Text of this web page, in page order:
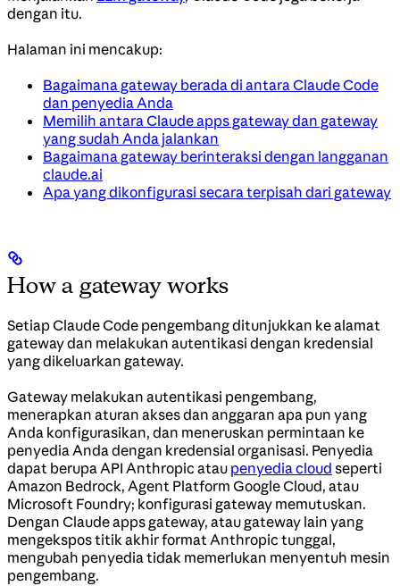
dengan itu.
Halaman ini mencakup:
Bagaimana gateway berada di antara Claude Code
dan penyedia Anda
Memilih antara Claude apps gateway dan gateway
yang sudah Anda jalankan
Bagaimana gateway berinteraksi dengan langganan
claude.ai
Apa yang dikonfigurasi secara terpisah dari gateway
How a gateway works
Setiap Claude Code pengembang ditunjukkan ke alamat
gateway dan melakukan autentikasi dengan kredensial
yang dikeluarkan gateway.
Gateway melakukan autentikasi pengembang,
menerapkan aturan akses dan anggaran apa pun yang
Anda konfigurasikan, dan meneruskan permintaan ke
penyedia Anda dengan kredensial organisasi. Penyedia
dapat berupa API Anthropic atau penyedia cloud seperti
Amazon Bedrock, Agent Platform Google Cloud, atau
Microsoft Foundry; konfigurasi gateway memutuskan.
Dengan Claude apps gateway, atau gateway lain yang
mengekspos titik akhir format Anthropic tunggal,
mengubah penyedia tidak memerlukan menyentuh mesin
pengembang.